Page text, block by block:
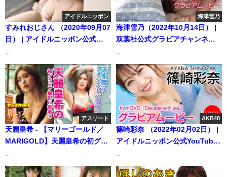
アイドルニッポン
すみれおじさん （2020年09月07
日） | アイドルニッポン公式
海津雪乃
海津雪乃（2022年10月14日） |
双葉社公式グラビアチャンネル
アスリート
天麗皇希 - 【マリーゴールド／
MARIGOLD】天麗皇希の初グラ
（2024年08月09日） | 講談社ヤ
AKB48
篠崎彩奈 （2022年02月02日） |
アイドルニッポン公式YouTube